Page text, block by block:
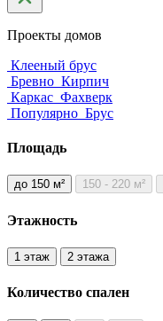
Проекты домов
Клееный брус
Бревно Кирпич
Каркас Фахверк
Популярно Брус
Площадь
до 150 м² 150 - 220 м²
Этажность
1 этаж 2 этажа
Количество спален